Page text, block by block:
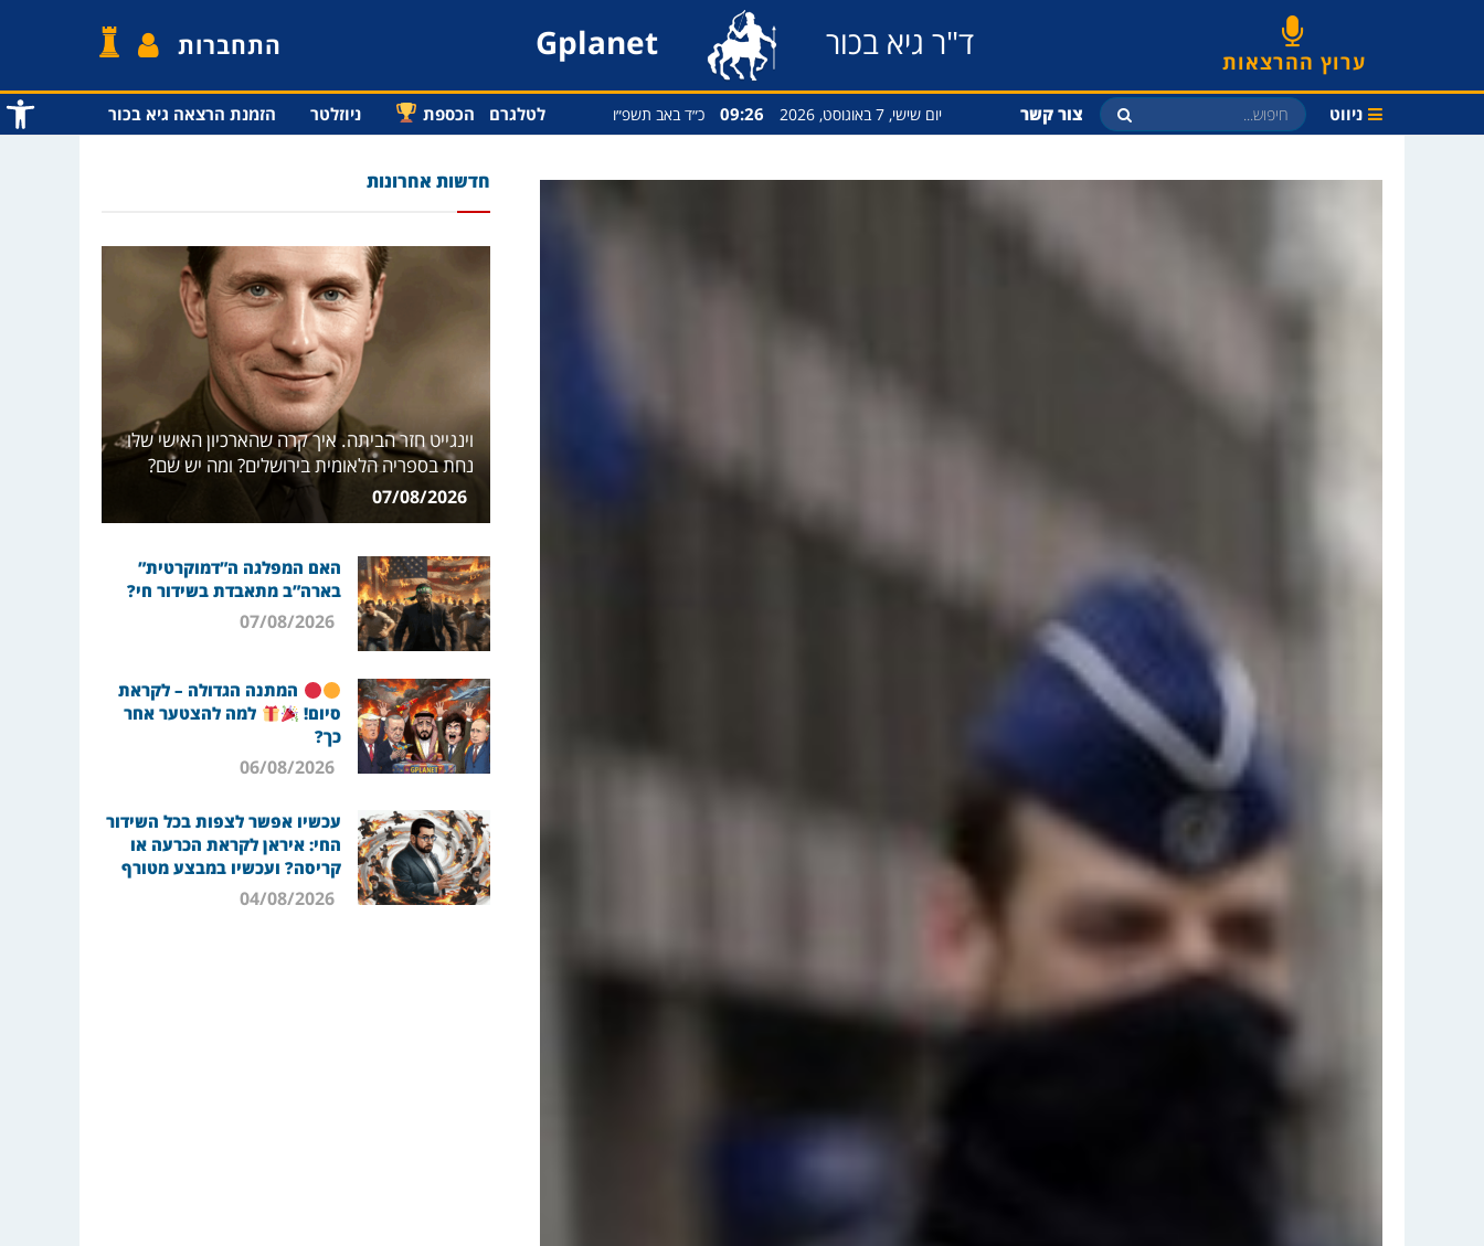
פתח
ערוץ ההרצאות ד"ר גיא בכור Gplanet התחברות
ניווט צור קשר יום שישי, 7 באוגוסט, 2026 09:26 כ״ד באב תשפ״ו לטלגרם הכספת ניוזלטר הזמנת הרצאה גיא בכור
חדשות אחרונות
וינגייט חזר הביתה. איך קרה שהארכיון האישי שלו
נחת בספריה הלאומית בירושלים? ומה יש שם?
07/08/2026
האם המפלגה ה”דמוקרטית”
בארה”ב מתאבדת בשידור חי?
07/08/2026
המתנה הגדולה – לקראת
סיום!
למה להצטער אחר
כך?
06/08/2026
עכשיו אפשר לצפות בכל השידור
החי: איראן לקראת הכרעה או
קריסה? ועכשיו במבצע מטורף
04/08/2026